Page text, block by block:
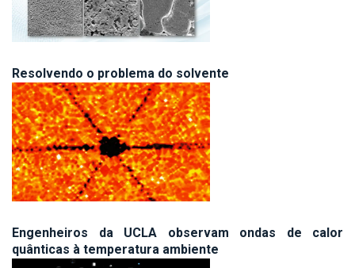
Resolvendo o problema do solvente
Engenheiros da UCLA observam ondas de calor
quânticas à temperatura ambiente